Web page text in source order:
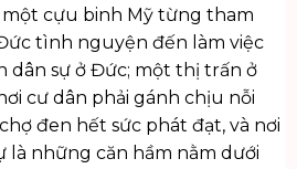
cựu binh Mỹ từng tham
tình nguyện đến làm việc
dân sự ở Đức; một thị trấn ở
cư dân phải gánh chịu nỗi
đen hết sức phát đạt, và nơi
là những căn hầm nằm dưới